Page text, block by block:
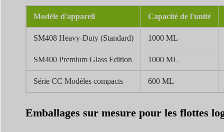
Modèle d'appareil Capacité de l'unité
SM408 Heavy-Duty (Standard) 1000 ML
SM400 Premium Glass Edition 1000 ML
Série CC Modèles compacts 600 ML
Emballages sur mesure pour les flottes